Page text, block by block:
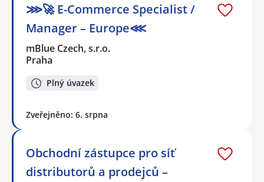
⋙🚀 E-Commerce Specialist /
Manager – Europe⋘
mBlue Czech, s.r.o.
Praha
Plný úvazek
Zveřejněno: 6. srpna
Obchodní zástupce pro síť
distributorů a prodejců –